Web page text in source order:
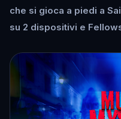
che si gioca a piedi a
su 2 dispositivi e